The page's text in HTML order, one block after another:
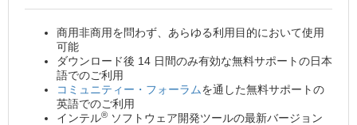
商用非商用を問わず、あらゆる利用目的において使用
可能
ダウンロード後 14 日間のみ有効な無料サポートの日本
語でのご利用
コミュニティー・フォーラムを通した無料サポートの
英語でのご利用
インテル® ソフトウェア開発ツールの最新バージョン